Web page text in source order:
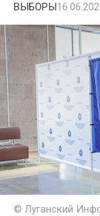
ВЫБОРЫ
© Луганский